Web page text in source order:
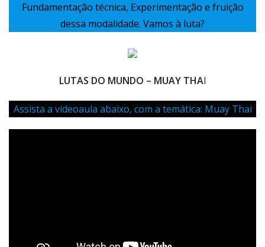
Fundamentação técnica, Experimentação e fruição
dessa modalidade. Vamos à luta?
LUTAS DO MUNDO – MUAY THAI
Assista a videoaula abaixo, com a temática: Muay Thai